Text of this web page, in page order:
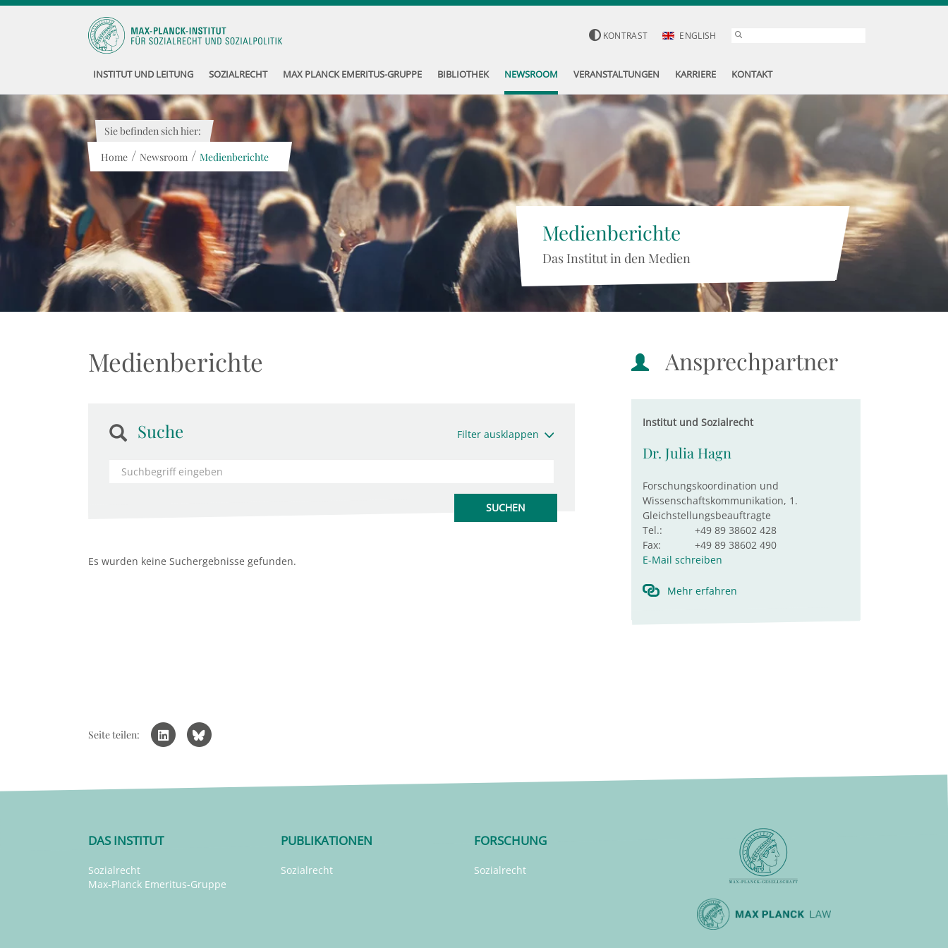
KONTRAST ENGLISH
INSTITUT UND LEITUNG SOZIALRECHT MAX PLANCK EMERITUS-GRUPPE BIBLIOTHEK NEWSROOM VERANSTALTUNGEN KARRIERE KONTAKT
Medienberichte
Das Institut in den Medien
Sie befinden sich hier:
Home / Newsroom / Medienberichte
Medienberichte
Suche Filter ausklappen
Es wurden keine Suchergebnisse gefunden.
Ansprechpartner
Institut und Sozialrecht
Dr. Julia Hagn
Forschungskoordination und
Wissenschaftskommunikation, 1.
Gleichstellungsbeauftragte
Tel.:
+49 89 38602 428
Fax:
+49 89 38602 490
E-Mail schreiben
Mehr erfahren
Seite teilen:
DAS INSTITUT
Sozialrecht
Max-Planck Emeritus-Gruppe
PUBLIKATIONEN
Sozialrecht
FORSCHUNG
Sozialrecht